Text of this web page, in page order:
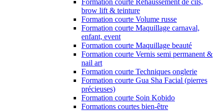
Formation courte Réhaussement de cils,
brow lift & teinture
Formation courte Volume russe
Formation courte Maquillage carnaval,
enfant, event
Formation courte Maquillage beauté
Formation courte Vernis semi permanent &
nail art
Formation courte Techniques onglerie
Formation courte Gua Sha Facial (pierres
précieuses)
Formation courte Soin Kobido
Formations courtes bien-être